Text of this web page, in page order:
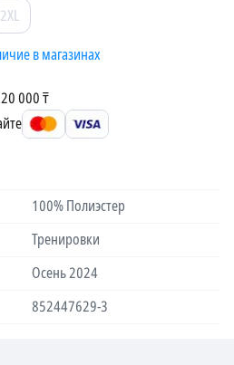
2XL
в магазинах
000 ₸
100% Полиэстер
Тренировки
Осень 2024
852447629-3